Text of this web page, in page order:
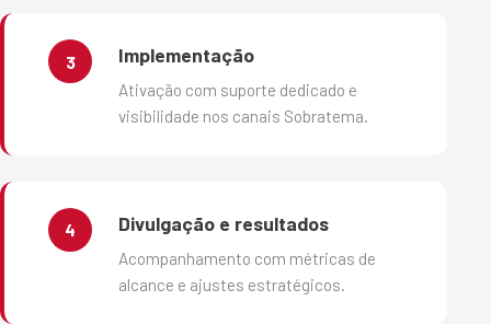
3 Implementação
Ativação com suporte dedicado e
visibilidade nos canais Sobratema.
4 Divulgação e resultados
Acompanhamento com métricas de
alcance e ajustes estratégicos.